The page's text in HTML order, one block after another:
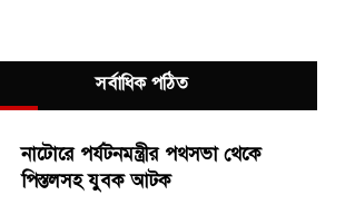
সর্বাধিক পঠিত
নাটোরে পর্যটনমন্ত্রীর পথসভা থেকে
পিস্তলসহ যুবক আটক